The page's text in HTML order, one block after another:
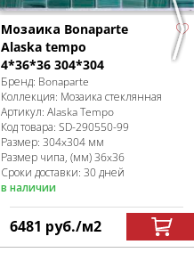
Мозаика Bonaparte
Alaska tempo
4*36*36 304*304
Бренд: Bonaparte
Коллекция: Мозаика стеклянная
Артикул: Alaska Tempo
Код товара: SD-290550-99
Размер: 304x304 мм
Размер чипа, (мм)36x36
Сроки доставки: 30 дней
в наличии
6481 руб./м2